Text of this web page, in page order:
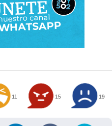
11 15 19